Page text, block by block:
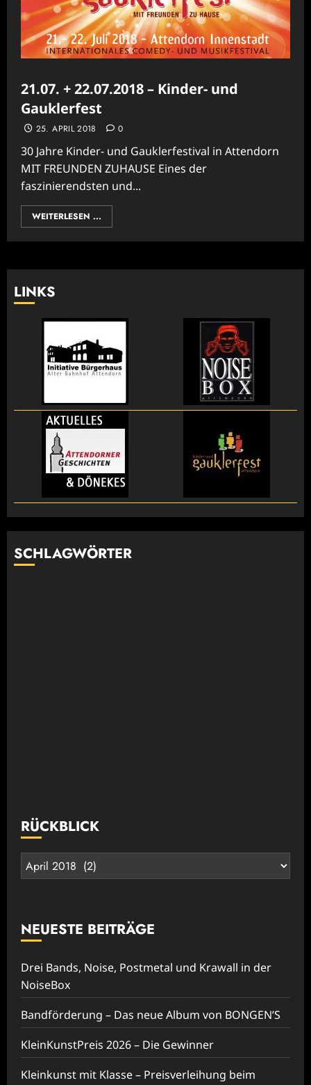
21.07. + 22.07.2018 – Kinder- und
Gauklerfest
25. APRIL 2018 0
30 Jahre Kinder- und Gauklerfestival in Attendorn
MIT FREUNDEN ZUHAUSE Eines der
faszinierendsten und...
WEITERLESEN ...
LINKS
SCHLAGWÖRTER
RÜCKBLICK
Rückblick
NEUESTE BEITRÄGE
Drei Bands, Noise, Postmetal und Krawall in der
NoiseBox
Bandförderung – Das neue Album von BONGEN’S
KleinKunstPreis 2026 – Die Gewinner
Kleinkunst mit Klasse – Preisverleihung beim